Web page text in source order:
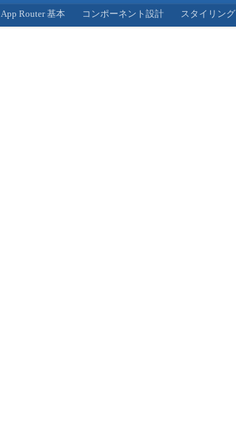
App Router 基本 コンポーネント設計 スタイリング